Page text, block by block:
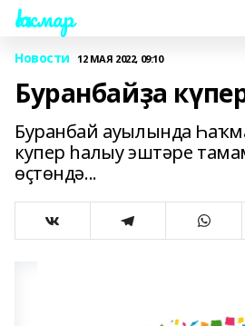
Һаҡмар
Новости 12 МАЯ 2022, 09:10
Буранбайҙа
Буранбай ауылында
купер һалыу эштәре
өҫтөндә...